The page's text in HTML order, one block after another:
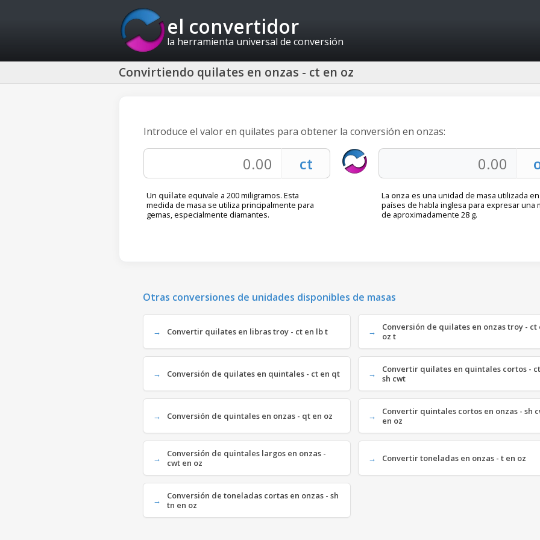
el convertidor
la herramienta universal de conversión
Convirtiendo quilates en onzas - ct en oz
Introduce el valor en quilates para obtener la conversión en onzas:
Un quilate equivale a 200 miligramos. Esta
medida de masa se utiliza principalmente para
gemas, especialmente diamantes.
La onza es una unidad de masa utilizada en
países de habla inglesa para expresar una
de aproximadamente 28 g.
Otras conversiones de unidades disponibles de masas
Convertir quilates en libras troy - ct en lb t
Conversión de quilates en onzas troy - ct
oz t
Conversión de quilates en quintales - ct en qt
Convertir quilates en quintales cortos -
sh cwt
Conversión de quintales en onzas - qt en oz
Convertir quintales cortos en onzas - sh
en oz
Conversión de quintales largos en onzas -
cwt en oz
Convertir toneladas en onzas - t en oz
Conversión de toneladas cortas en onzas - sh
tn en oz